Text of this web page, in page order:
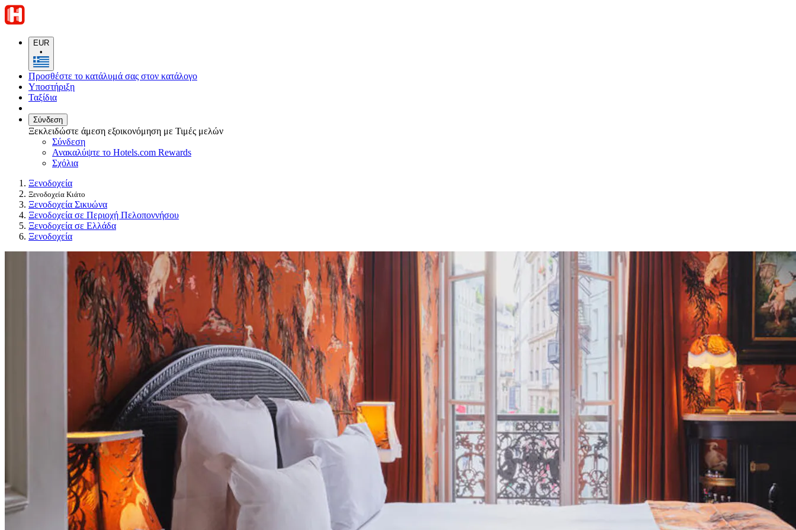
EUR
•
Προσθέστε το κατάλυμά σας στον κατάλογο
Υποστήριξη
Ταξίδια
Σύνδεση
Ξεκλειδώστε άμεση εξοικονόμηση με Τιμές μελών
Σύνδεση
Ανακαλύψτε το Hotels.com Rewards
Σχόλια
Ξενοδοχεία
Ξενοδοχεία Κιάτο
Ξενοδοχεία Σικυώνα
Ξενοδοχεία σε Περιοχή Πελοποννήσου
Ξενοδοχεία σε Ελλάδα
Ξενοδοχεία